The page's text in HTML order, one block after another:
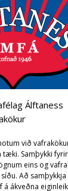
Álftaness
við
Samþykki
eins og
Að
ákveðna
samband
550 2350